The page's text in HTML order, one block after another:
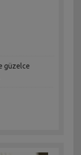
güzelce